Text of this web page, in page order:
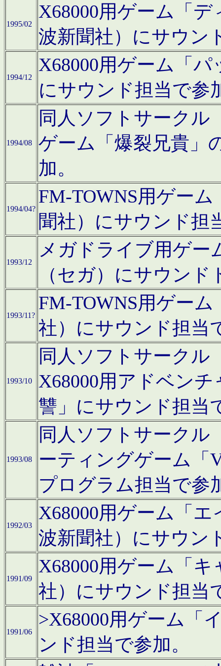
1995/02
X68000用ゲーム「
波新聞社）にサウン
1994/12
X68000用ゲーム「
にサウンド担当で参
1994/08
同人ソフトサークル
ゲーム「爆裂兄貴」
加。
1994/04?
FM-TOWNS用ゲー
聞社）にサウンド担
1993/12
メガドライブ用ゲー
（セガ）にサウン
1993/11?
FM-TOWNS用ゲー
社）にサウンド担当
1993/10
同人ソフトサークル
X68000用アドベン
讐」にサウンド担当
1993/08
同人ソフトサークル
ーティングゲーム「
プログラム担当で参
1992/03
X68000用ゲーム「
波新聞社）にサウン
1991/09
X68000用ゲーム「
社）にサウンド担当
1991/06
>X68000用ゲーム「
ンド担当で参加。